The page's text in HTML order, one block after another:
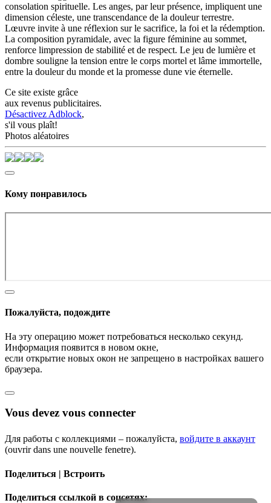
consolation spirituelle. Les anges, par leur présence, impliquent une
dimension céleste, une transcendance de la douleur terrestre.
Lœuvre invite à une réflexion sur le sacrifice, la foi et la rédemption.
La composition pyramidale, avec la figure féminine au sommet,
renforce limpression de stabilité et de respect. Le jeu de lumière et
dombre souligne la tension entre le corps mortel et lâme immortelle,
entre la douleur du monde et la promesse dune vie éternelle.
Ce site existe grâce
aux revenus publicitaires.
Désactivez Adblock,
s'il vous plaît!
Photos aléatoires
Кому понравилось
Пожалуйста, подождите
На эту операцию может потребоваться несколько секунд.
Информация появится в новом окне,
если открытие новых окон не запрещено в настройках вашего
браузера.
Vous devez vous connecter
Для работы с коллекциями – пожалуйста, войдите в аккаунт
(ouvrir dans une nouvelle fenetre).
Поделиться | Встроить
Поделиться ссылкой в соцсетях: